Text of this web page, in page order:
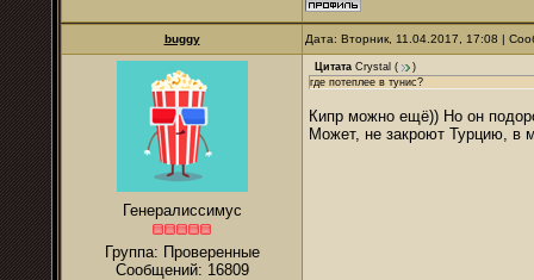
buggy Дата: Вторник, 11.04.2017, 17:08 |
Генералиссимус
Группа: Проверенные
Сообщений: 16809
Цитата Crystal (
)
где потеплее в тунис?
Кипр можно ещё)) Но он
Может, не закроют Турцию, в